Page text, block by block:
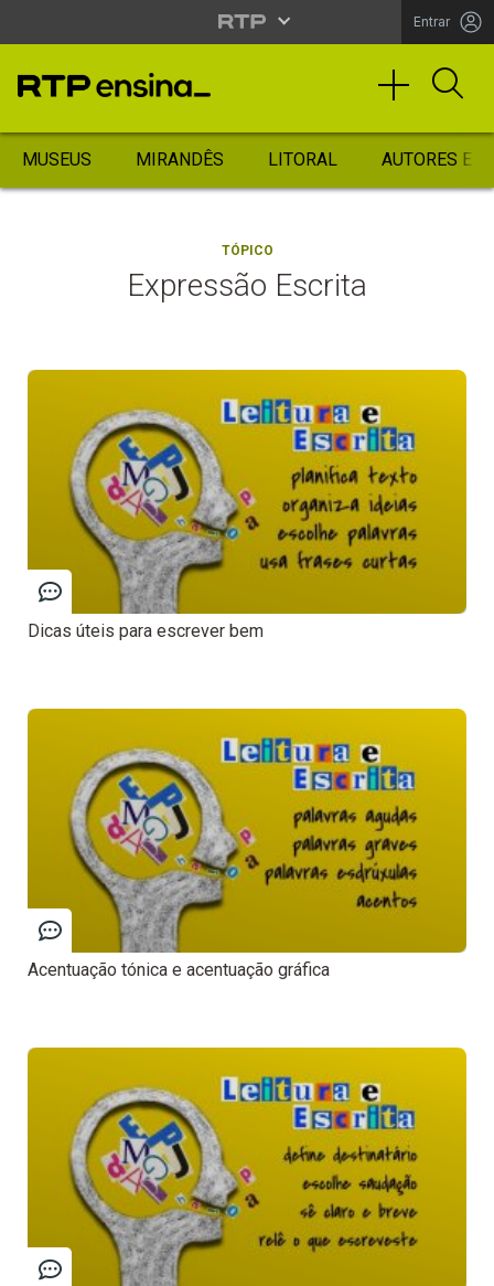
Entrar
MUSEUS MIRANDÊS LITORAL AUTORES
TÓPICO
Expressão Escrita
Dicas úteis para escrever bem
Acentuação tónica e acentuação gráfica